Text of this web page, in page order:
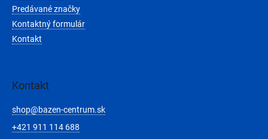
Predávané značky
Kontaktný formulár
Kontakt
Kontakt
shop@bazen-centrum.sk
+421 911 114 688